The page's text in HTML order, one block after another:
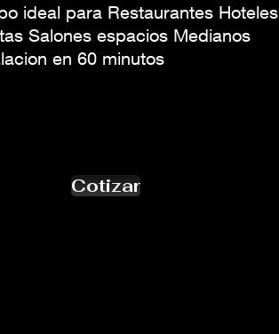
ideal para Restaurantes Hoteles
Salones espacios Medianos
en 60 minutos
Cotizar